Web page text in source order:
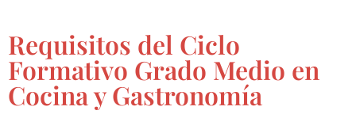
Requisitos del Ciclo
Formativo Grado Medio en
Cocina y Gastronomía